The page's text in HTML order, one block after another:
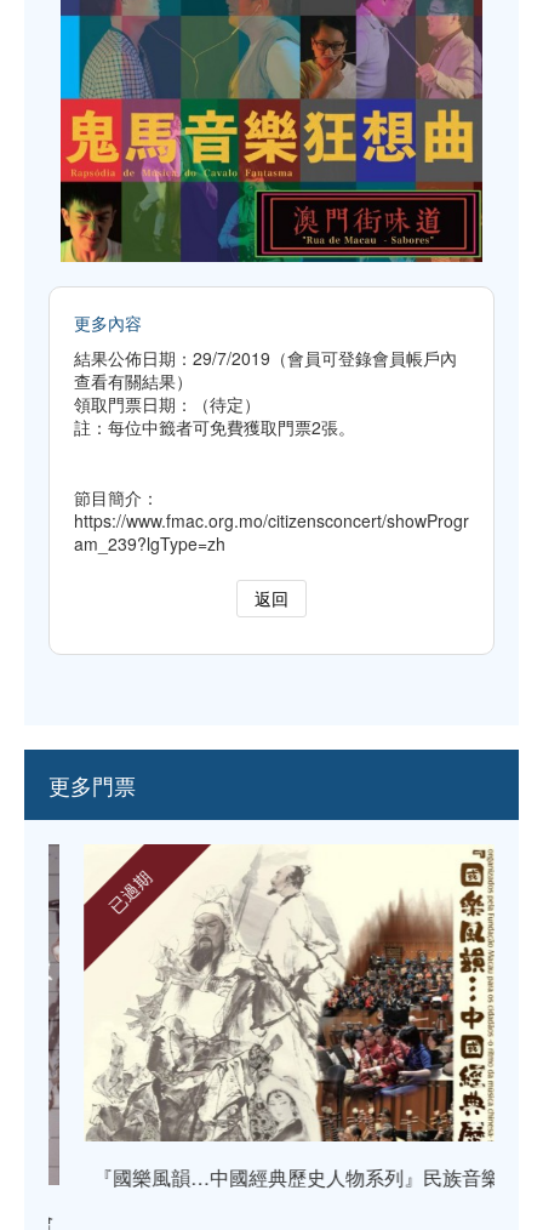
更多內容
結果公佈日期：29/7/2019（會員可登錄會員帳戶內
查看有關結果）
領取門票日期：（待定）
註：每位中籤者可免費獲取門票2張。
節目簡介：
https://www.fmac.org.mo/citizensconcert/showProgr
am_239?lgType=zh
返回
更多門票
已過期
『國樂風韻…中國經典歷史人物系列』民族音樂會